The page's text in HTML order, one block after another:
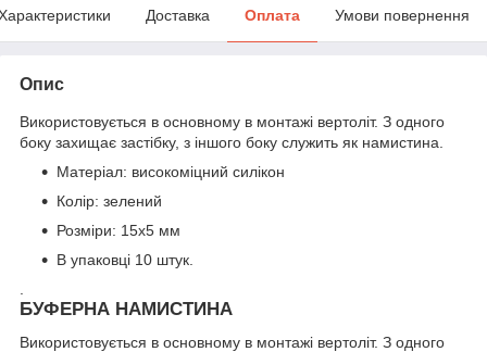
Доставка Оплата Умови повернення
Опис
Використовується в основному в монтажі вертоліт. З одного
боку захищає застібку, з іншого боку служить як намистина.
Матеріал: високоміцний силікон
Колір: зелений
Розміри: 15х5 мм
В упаковці 10 штук.
БУФЕРНА НАМИСТИНА
Використовується в основному в монтажі вертоліт. З одного